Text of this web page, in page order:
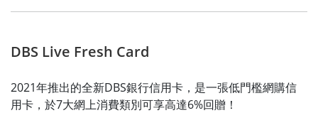
DBS Live Fresh Card
2021年推出的全新DBS銀行信用卡，是一張低門檻網購信
用卡，於7大網上消費類別可享高達6%回贈！